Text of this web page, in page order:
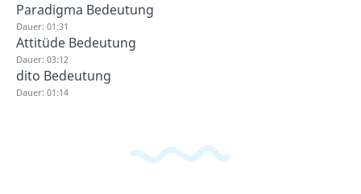
Paradigma Bedeutung
Dauer: 01:31
Attitüde Bedeutung
Dauer: 03:12
dito Bedeutung
Dauer: 01:14